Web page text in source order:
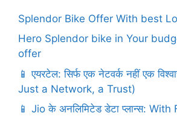
Splendor Bike Offer With best
Hero Splendor bike in Your
offer
📱 एयरटेल: सिर्फ एक नेटवर्क नहीं एक
Just a Network, a Trust)
📱 Jio के अनलिमिटेड डेटा प्लान्स: